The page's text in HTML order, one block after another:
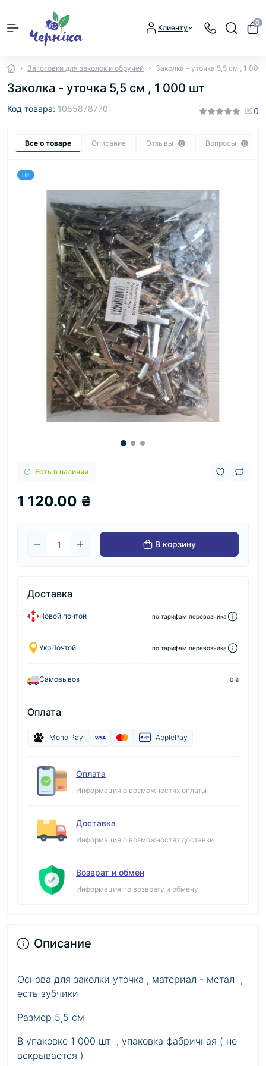
Клиенту
0
Заготовки для заколок и обручей Заколка - уточка 5,5 см , 1 000
Заколка - уточка 5,5 см , 1 000 шт
Код товара: 1085878770 0
Все о товаре Описание Отзывы 0 Вопросы 0
Hit
Есть в наличии
1 120.00 ₴
В корзину
Доставка
Новой почтой по тарифам перевозчика
УкрПочтой по тарифам перевозчика
Самовывоз 0 ₴
Оплата
Mono Pay ApplePay
Оплата
Информация о возможностях оплаты
Доставка
Информация о возможностях доставки
Возврат и обмен
Информация по возврату и обмену
Описание
Основа для заколки уточка , материал - метал ,
есть зубчики
Размер 5,5 см
В упаковке 1 000 шт , упаковка фабричная ( не
вскрывается )